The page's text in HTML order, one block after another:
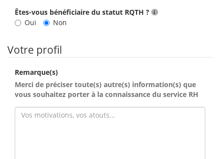
Êtes-vous bénéficiaire du statut RQTH ?
Oui
Non
Votre profil
Remarque(s)
Merci de préciser toute(s) autre(s) information(s) que
vous souhaitez porter à la connaissance du service RH